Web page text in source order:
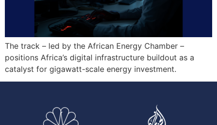
The track – led by the African Energy Chamber –
positions Africa’s digital infrastructure buildout as a
catalyst for gigawatt-scale energy investment.